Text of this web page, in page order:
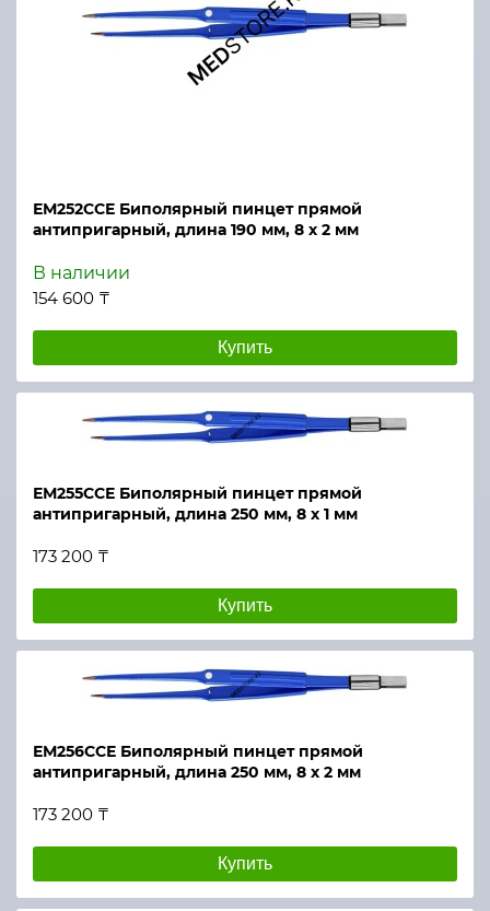
ЕМ252ССЕ Биполярный пинцет прямой
антипригарный, длина 190 мм, 8 х 2 мм
В наличии
154 600 ₸
Купить
ЕМ255ССЕ Биполярный пинцет прямой
антипригарный, длина 250 мм, 8 х 1 мм
173 200 ₸
Купить
ЕМ256ССЕ Биполярный пинцет прямой
антипригарный, длина 250 мм, 8 х 2 мм
173 200 ₸
Купить